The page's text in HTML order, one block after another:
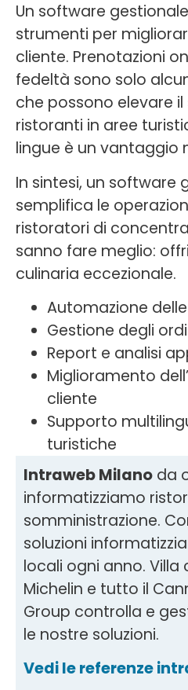
Un software
strumenti per
cliente. Prenotazioni
fedeltà sono solo
che possono elevare il
ristoranti in aree
lingue è un vantaggio
In sintesi, un software
semplifica le
ristoratori di
sanno fare meglio:
culinaria eccezionale.
Automazione
Gestione degli
Report e analisi
Miglioramento
cliente
Supporto
turistiche
Intraweb Milano da
informatizziamo
somministrazione.
soluzioni
locali ogni anno. Villa
Michelin e tutto il
Group controlla e
le nostre soluzioni.
Vedi le referenze